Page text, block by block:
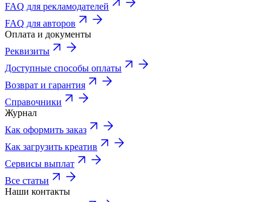
FAQ для рекламодателей
FAQ для авторов
Оплата и документы
Реквизиты
Доступные способы оплаты
Возврат и гарантия
Справочники
Журнал
Как оформить заказ
Как загрузить креатив
Сервисы выплат
Все статьи
Наши контакты